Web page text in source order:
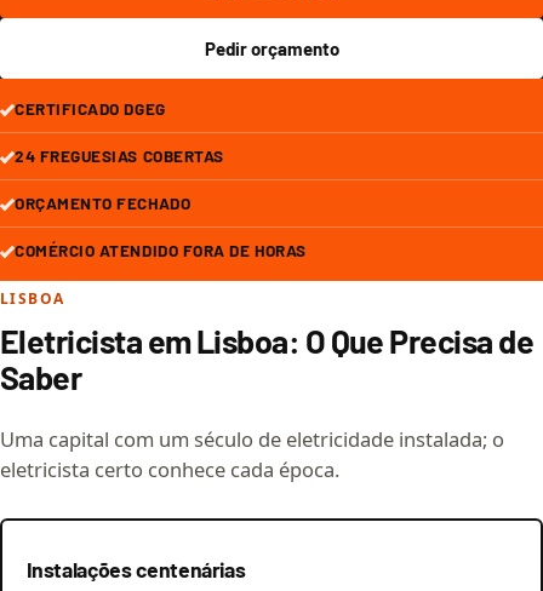
Pedir orçamento
CERTIFICADO DGEG
24 FREGUESIAS COBERTAS
ORÇAMENTO FECHADO
COMÉRCIO ATENDIDO FORA DE HORAS
LISBOA
Eletricista em Lisboa: O Que Precisa de
Saber
Uma capital com um século de eletricidade instalada; o
eletricista certo conhece cada época.
Instalações centenárias